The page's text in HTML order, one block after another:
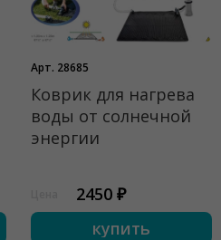
Арт. 28685
Коврик для нагрева
воды от солнечной
энергии
2450 ₽
купить